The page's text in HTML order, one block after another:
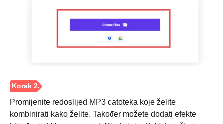
Promijenite redoslijed MP3 datoteka koje želite
kombinirati kako želite. Također možete dodati efekte